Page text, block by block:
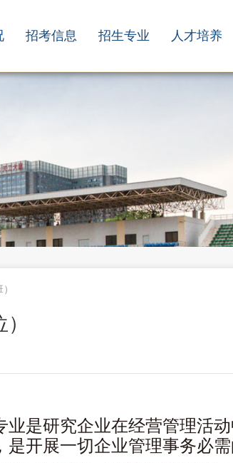
招考信息 招生专业 人才培养
业是研究企业在经营管理活
开展一切企业管理事务必需